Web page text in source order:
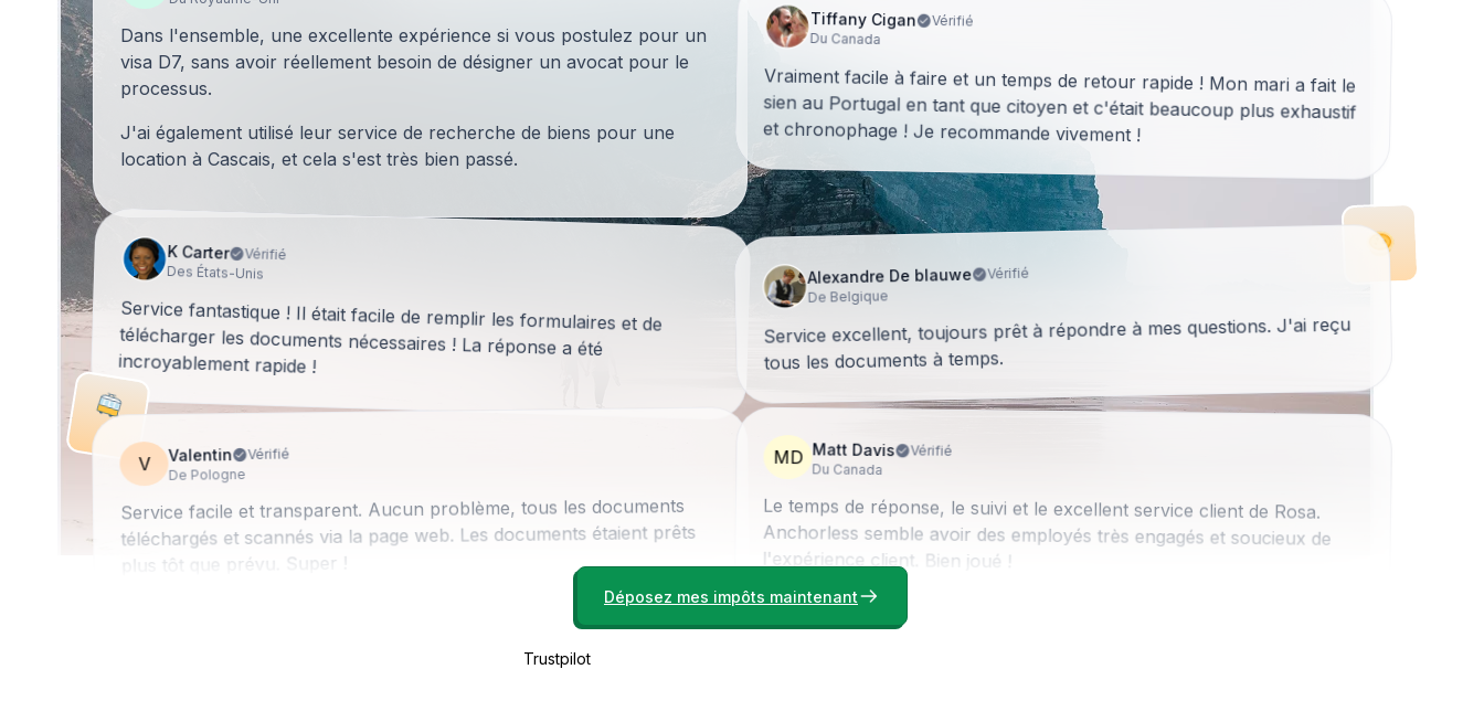
Dans l'ensemble, une excellente expérience si vous postulez pour un
visa D7, sans avoir réellement besoin de désigner un avocat pour le
processus.
J'ai également utilisé leur service de recherche de biens pour une
location à Cascais, et cela s'est très bien passé.
Tiffany Cigan Vérifié
Du Canada
Vraiment facile à faire et un temps de retour rapide ! Mon mari a fait le
sien au Portugal en tant que citoyen et c'était beaucoup plus exhaustif
et chronophage ! Je recommande vivement !
K Carter Vérifié
Des États-Unis
Service fantastique ! Il était facile de remplir les formulaires et de
télécharger les documents nécessaires ! La réponse a été
incroyablement rapide !
Alexandre De blauwe Vérifié
De Belgique
Service excellent, toujours prêt à répondre à mes questions. J'ai reçu
tous les documents à temps.
V Valentin Vérifié
De Pologne
Service facile et transparent. Aucun problème, tous les documents
téléchargés et scannés via la page web. Les documents étaient prêts
plus tôt que prévu. Super !
MD Matt Davis Vérifié
Du Canada
Le temps de réponse, le suivi et le excellent service client de Rosa.
Anchorless semble avoir des employés très engagés et soucieux de
l'expérience client. Bien joué !
Déposez mes impôts maintenant
Trustpilot